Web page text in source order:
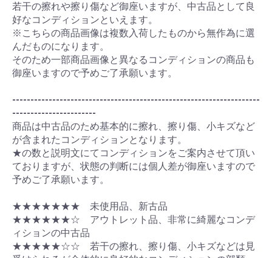
若干の擦れや擦り傷など御座いますが、中古品として良
好なコンディションといえます。
※こちらの商品画像は複数入荷したものから無作為に選
んだものになります。
そのため一部商品画像と異なるコンディションの商品も
御座いますので予めご了承願います。
--------------------------------------------------------------------
-----------------------
商品は中古品のため基本的に擦れ、擦り傷、小キズなど
が含まれたコンディションとなります。
★の数と説明文にてコンディションをご案内させて頂い
ておりますが、状態の判断には個人差が御座いますので
予めご了承願います。
★★★★★★★ 未使用品、新古品
★★★★★★☆ アウトレット品、非常に綺麗なコンデ
ィションの中古品
★★★★★☆☆ 若干の擦れ、擦り傷、小キズなどは見